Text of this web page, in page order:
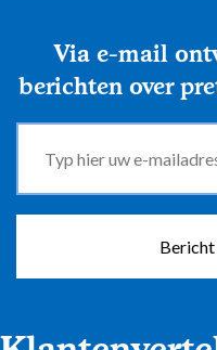
Via e-mail
berichten over